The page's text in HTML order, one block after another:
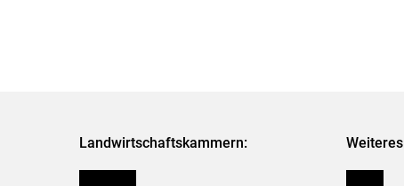
Landwirtschaftskammern: Weiteres